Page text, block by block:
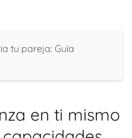
tu pareja: Guía
en ti mismo